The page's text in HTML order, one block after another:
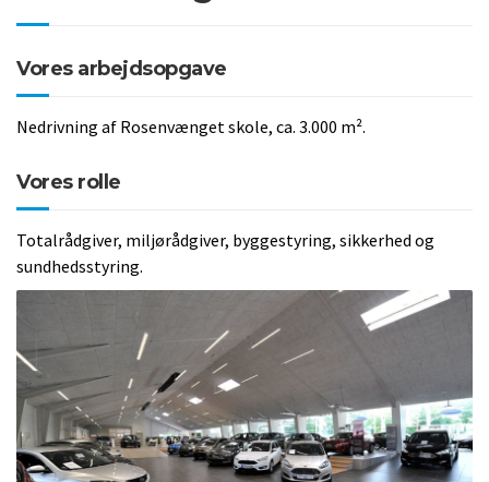
Vores arbejdsopgave
Nedrivning af Rosenvænget skole, ca. 3.000 m².
Vores rolle
Totalrådgiver, miljørådgiver, byggestyring, sikkerhed og
sundhedsstyring.